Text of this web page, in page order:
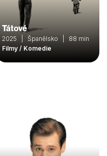
Tátové
2025 | Španělsko | 88 min
Filmy / Komedie